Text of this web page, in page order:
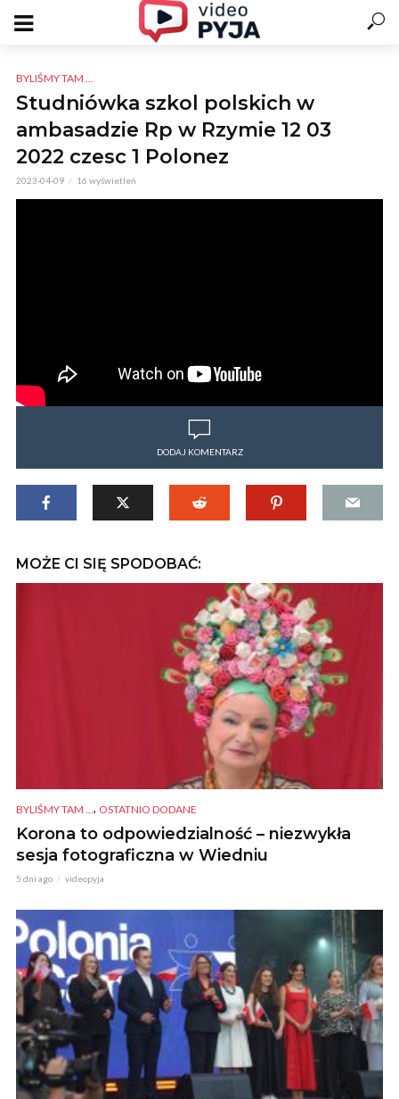
BYLIŚMY TAM ...
Studniówka szkol polskich w
ambasadzie Rp w Rzymie 12 03
2022 czesc 1 Polonez
2023-04-09 16 wyświetleń
DODAJ KOMENTARZ
MOŻE CI SIĘ SPODOBAĆ:
BYLIŚMY TAM ... , OSTATNIO DODANE
Korona to odpowiedzialność – niezwykła
sesja fotograficzna w Wiedniu
5 dni ago videopyja